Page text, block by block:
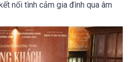
nối tình cảm gia đình qua âm